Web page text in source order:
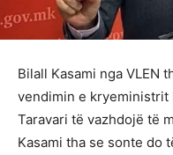
Bilall Kasami nga VLEN
vendimin e kryeministrit
Taravari të vazhdojë të
Kasami tha se sonte do